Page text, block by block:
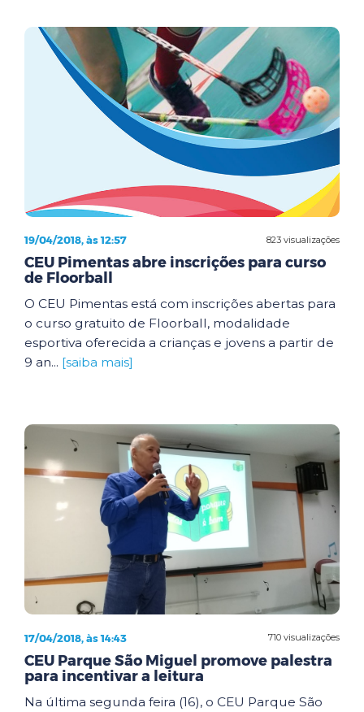
823 visualizações
19/04/2018, às 12:57
CEU Pimentas abre inscrições para curso
de Floorball
O CEU Pimentas está com inscrições abertas para
o curso gratuito de Floorball, modalidade
esportiva oferecida a crianças e jovens a partir de
9 an... [saiba mais]
710 visualizações
17/04/2018, às 14:43
CEU Parque São Miguel promove palestra
para incentivar a leitura
Na última segunda feira (16), o CEU Parque São